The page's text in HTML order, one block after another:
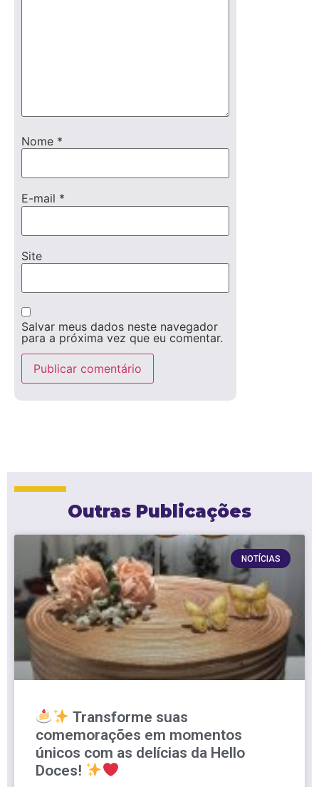
Nome *
E-mail *
Site
Salvar meus dados neste navegador
para a próxima vez que eu comentar.
Outras Publicações
NOTÍCIAS
Transforme suas
comemorações em momentos
únicos com as delícias da Hello
Doces!